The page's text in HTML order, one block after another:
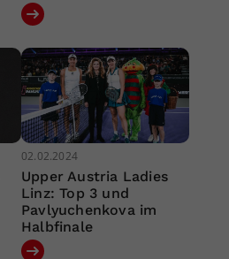
02.02.2024
Upper Austria Ladies
Linz: Top 3 und
Pavlyuchenkova im
Halbfinale